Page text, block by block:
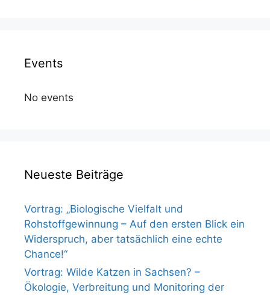
Events
No events
Neueste Beiträge
Vortrag: „Biologische Vielfalt und
Rohstoffgewinnung – Auf den ersten Blick ein
Widerspruch, aber tatsächlich eine echte
Chance!“
Vortrag: Wilde Katzen in Sachsen? –
Ökologie, Verbreitung und Monitoring der